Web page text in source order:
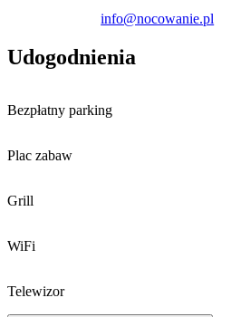
zwierząt na jeden dom.info@nocowanie.pl
Udogodnienia
Bezpłatny parking
Plac zabaw
Grill
WiFi
Telewizor